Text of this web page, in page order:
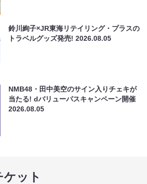
鈴川絢子×JR東海リテイリング・プラスの
トラベルグッズ発売!2026.08.05
NMB48・田中美空のサイン入りチェキが
当たる! dバリューパスキャンペーン開催
2026.08.05
ット